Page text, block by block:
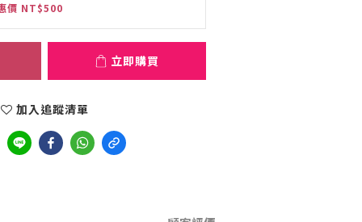
價 NT$500
立即購買
加入追蹤清單